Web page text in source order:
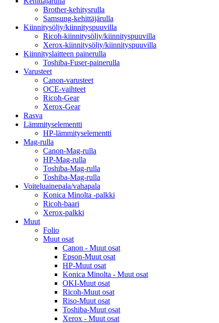
Brother-kehitysrulla
Samsung-kehittäjärulla
Kiinnitysöljy/kiinnityspuuvilla
Ricoh-kiinnitysöljy/kiinnityspuuvilla
Xerox-kiinnitysöljy/kiinnityspuuvilla
Kiinnityslaitteen painerulla
Toshiba-Fuser-painerulla
Varusteet
Canon-varusteet
OCE-vaihteet
Ricoh-Gear
Xerox-Gear
Rasva
Lämmityselementti
HP-lämmityselementti
Mag-rulla
Canon-Mag-rulla
HP-Mag-rulla
Toshiba-Mag-rulla
Toshiba-Mag-rulla
Voiteluainepala/vahapala
Konica Minolta -palkki
Ricoh-baari
Xerox-palkki
Muut
Folio
Muut osat
Canon - Muut osat
Epson-Muut osat
HP-Muut osat
Konica Minolta - Muut osat
OKI-Muut osat
Ricoh-Muut osat
Riso-Muut osat
Toshiba-Muut osat
Xerox - Muut osat